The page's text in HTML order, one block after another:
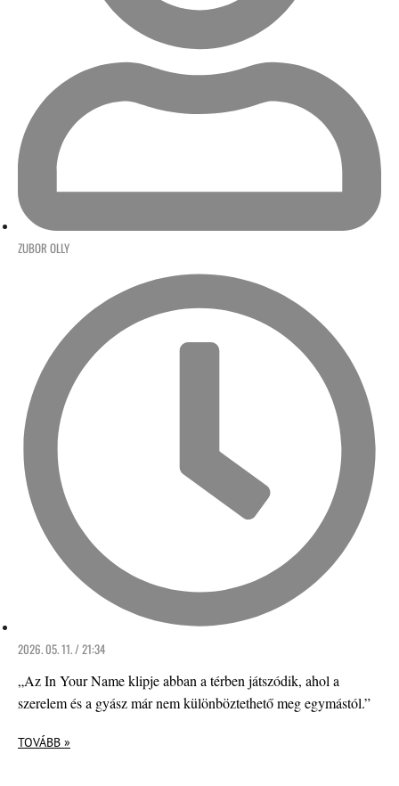
ZUBOR OLLY
2026. 05. 11. / 21:34
„Az In Your Name klipje abban a térben játszódik, ahol a
szerelem és a gyász már nem különböztethető meg egymástól.”
TOVÁBB »